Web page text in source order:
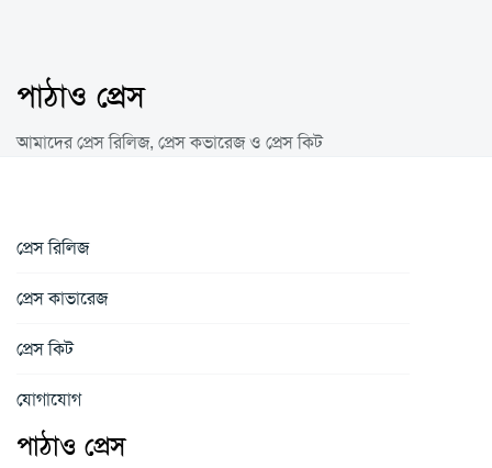
পাঠাও প্রেস
আমাদের প্রেস রিলিজ, প্রেস কভারেজ ও প্রেস কিট
প্রেস রিলিজ
প্রেস কাভারেজ
প্রেস কিট
যোগাযোগ
পাঠাও প্রেস